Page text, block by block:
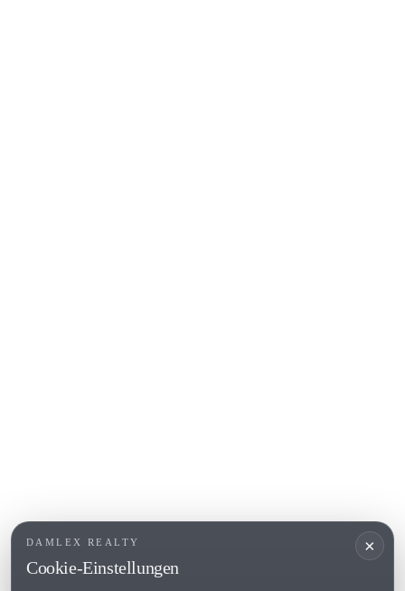
×
DAMLEX REALTY
Cookie-Einstellungen
Neubau